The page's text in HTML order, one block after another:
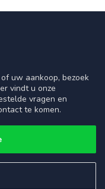
uw aankoop, bezoek
vindt u onze
vragen en
te komen.